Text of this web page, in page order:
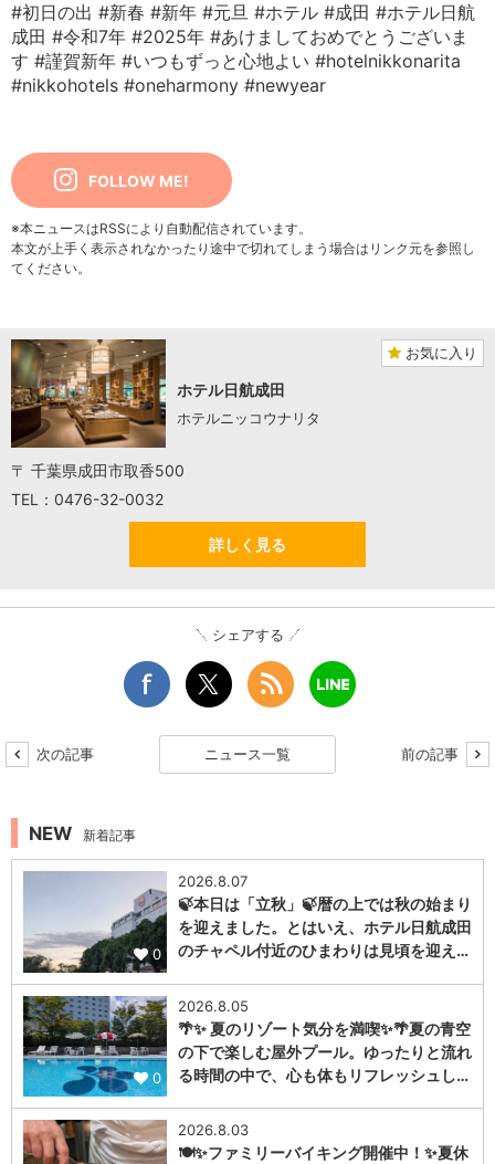
#初日の出 #新春 #新年 #元旦 #ホテル #成田 #ホテル日航
成田 #令和7年 #2025年 #あけましておめでとうございま
す #謹賀新年 #いつもずっと心地よい #hotelnikkonarita
#nikkohotels #oneharmony #newyear
FOLLOW ME!
※本ニュースはRSSにより自動配信されています。
本文が上手く表示されなかったり途中で切れてしまう場合はリンク元を参照し
てください。
お気に入り
ホテル日航成田
ホテルニッコウナリタ
〒 千葉県成田市取香500
TEL：0476-32-0032
詳しく見る
シェアする
次の記事 ニュース一覧 前の記事
NEW 新着記事
0
2026.8.07
🍃本日は「立秋」🍃暦の上では秋の始まり
を迎えました。とはいえ、ホテル日航成田
のチャペル付近のひまわりは見頃を迎え…
0
2026.8.05
🌴✨ 夏のリゾート気分を満喫✨🌴夏の青空
の下で楽しむ屋外プール。ゆったりと流れ
る時間の中で、心も体もリフレッシュし…
2026.8.03
🍽️✨ファミリーバイキング開催中！✨夏休